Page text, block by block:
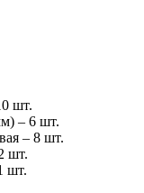
шт.
– 6 шт.
– 8 шт.
шт.
шт.